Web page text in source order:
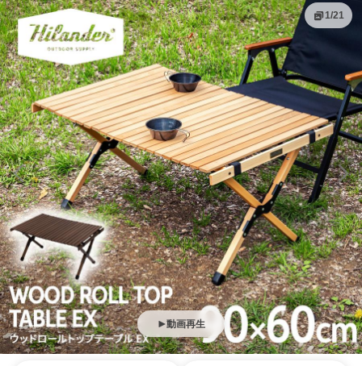
動画再生
1/21